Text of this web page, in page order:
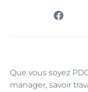
Que vous soyez
manager, savoir